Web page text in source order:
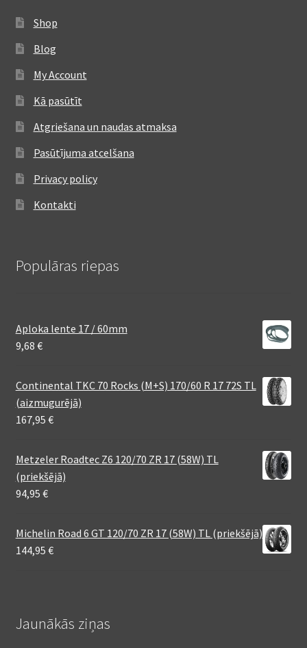
Shop
Blog
My Account
Kā pasūtīt
Atgriešana un naudas atmaksa
Pasūtījuma atcelšana
Privacy policy
Kontakti
Populāras riepas
Aploka lente 17 / 60mm
9,68 €
Continental TKC 70 Rocks (M+S) 170/60 R 17 72S TL
(aizmugurējā)
167,95 €
Metzeler Roadtec Z6 120/70 ZR 17 (58W) TL
(priekšējā)
94,95 €
Michelin Road 6 GT 120/70 ZR 17 (58W) TL (priekšējā)
144,95 €
Jaunākās ziņas